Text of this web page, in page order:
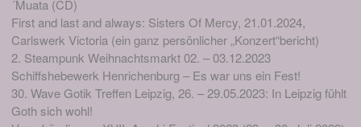
´Muata (CD)
First and last and always: Sisters Of Mercy, 21.01.2024,
Carlswerk Victoria (ein ganz persönlicher „Konzert“bericht)
2. Steampunk Weihnachtsmarkt 02. – 03.12.2023
Schiffshebewerk Henrichenburg – Es war uns ein Fest!
30. Wave Gotik Treffen Leipzig, 26. – 29.05.2023: In Leipzig fühlt
Goth sich wohl!